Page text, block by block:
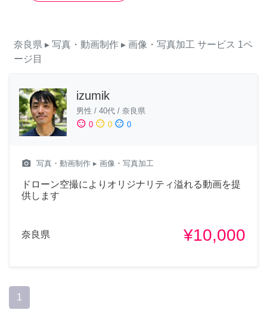
奈良県 ▸ 写真・動画制作 ▸ 画像・写真加工 サービス 1ペ
ージ目
izumik
男性 / 40代 / 奈良県
sentiment_satisfied 0 sentiment_neutral 0 sentiment_dissatisfied 0
camera_alt 写真・動画制作 ▸ 画像・写真加工
ドローン空撮によりオリジナリティ溢れる動画を提
供します
奈良県 ¥10,000
1